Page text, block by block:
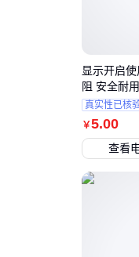
￥5.00
显示开启
阻 安全耐
真实性已核
查看